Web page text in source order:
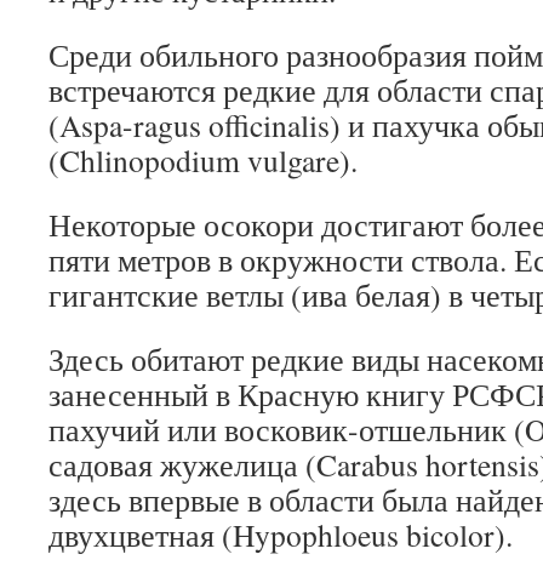
Среди обильного разнообразия
встречаются редкие для области
(Aspa-ragus officinalis) и пахучка
(Chlinopodium vulgare).
Некоторые осокори достигают
пяти метров в окружности ствола.
гигантские ветлы (ива белая) в
Здесь обитают редкие виды
занесенный в Красную книгу
пахучий или восковик-отшельник
садовая жужелица (Carabus
здесь впервые в области была
двухцветная (Hypophloeus bicolor).